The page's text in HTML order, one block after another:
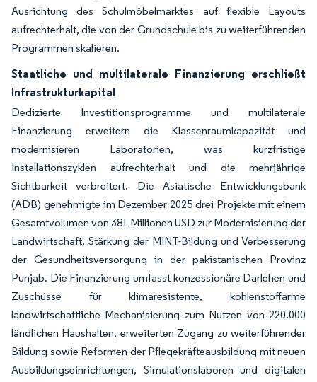
Ausrichtung des Schulmöbelmarktes auf flexible Layouts
aufrechterhält, die von der Grundschule bis zu weiterführenden
Programmen skalieren.
Staatliche und multilaterale Finanzierung erschließt
Infrastrukturkapital
Dedizierte Investitionsprogramme und multilaterale
Finanzierung erweitern die Klassenraumkapazität und
modernisieren Laboratorien, was kurzfristige
Installationszyklen aufrechterhält und die mehrjährige
Sichtbarkeit verbreitert. Die Asiatische Entwicklungsbank
(ADB) genehmigte im Dezember 2025 drei Projekte mit einem
Gesamtvolumen von 381 Millionen USD zur Modernisierung der
Landwirtschaft, Stärkung der MINT-Bildung und Verbesserung
der Gesundheitsversorgung in der pakistanischen Provinz
Punjab. Die Finanzierung umfasst konzessionäre Darlehen und
Zuschüsse für klimaresistente, kohlenstoffarme
landwirtschaftliche Mechanisierung zum Nutzen von 220.000
ländlichen Haushalten, erweiterten Zugang zu weiterführender
Bildung sowie Reformen der Pflegekräfteausbildung mit neuen
Ausbildungseinrichtungen, Simulationslaboren und digitalen